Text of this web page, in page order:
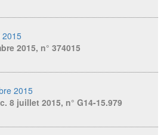
2015
2015, n° 374015
2015
8 juillet 2015, n° G14-15.979